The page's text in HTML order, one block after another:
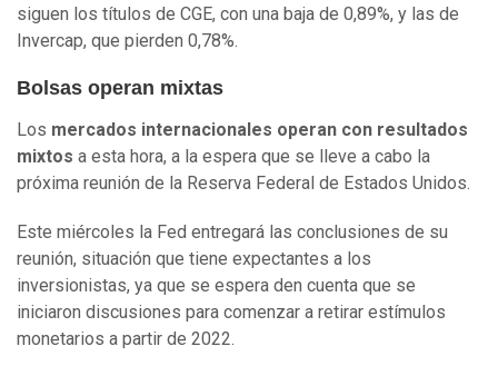
siguen los títulos de CGE, con una baja de 0,89%, y las de
Invercap, que pierden 0,78%.
Bolsas operan mixtas
Los mercados internacionales operan con resultados
mixtos a esta hora, a la espera que se lleve a cabo la
próxima reunión de la Reserva Federal de Estados Unidos.
Este miércoles la Fed entregará las conclusiones de su
reunión, situación que tiene expectantes a los
inversionistas, ya que se espera den cuenta que se
iniciaron discusiones para comenzar a retirar estímulos
monetarios a partir de 2022.